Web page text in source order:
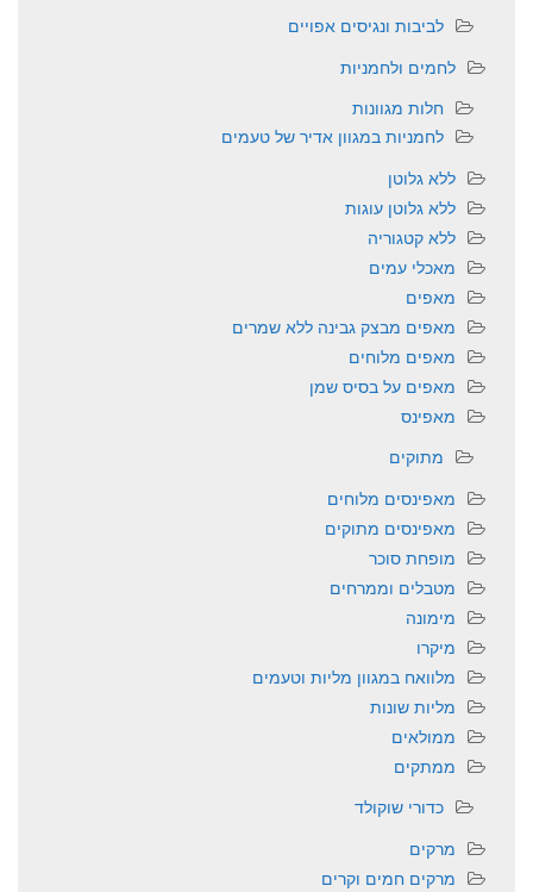
לביבות ונגיסים אפויים
לחמים ולחמניות
חלות מגוונות
לחמניות במגוון אדיר של טעמים
ללא גלוטן
ללא גלוטן עוגות
ללא קטגוריה
מאכלי עמים
מאפים
מאפים מבצק גבינה ללא שמרים
מאפים מלוחים
מאפים על בסיס שמן
מאפינס
מתוקים
מאפינסים מלוחים
מאפינסים מתוקים
מופחת סוכר
מטבלים וממרחים
מימונה
מיקרו
מלוואח במגוון מליות וטעמים
מליות שונות
ממולאים
ממתקים
כדורי שוקולד
מרקים
מרקים חמים וקרים